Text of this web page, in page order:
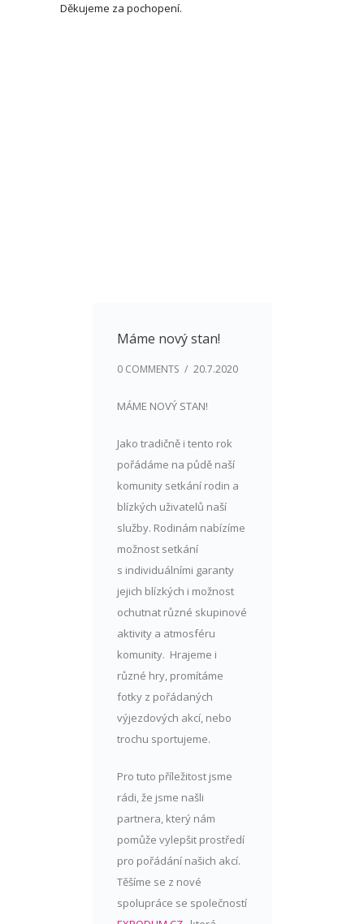
Děkujeme za pochopení.
Máme nový stan!
0 COMMENTS / 20.7.2020
MÁME NOVÝ STAN!
Jako tradičně i tento rok
pořádáme na půdě naší
komunity setkání rodin a
blízkých uživatelů naší
služby. Rodinám nabízíme
možnost setkání
s individuálními garanty
jejich blízkých i možnost
ochutnat různé skupinové
aktivity a atmosféru
komunity. Hrajeme i
různé hry, promítáme
fotky z pořádaných
výjezdových akcí, nebo
trochu sportujeme.
Pro tuto příležitost jsme
rádi, že jsme našli
partnera, který nám
pomůže vylepšit prostředí
pro pořádání našich akcí.
Těšíme se z nové
spolupráce se společností